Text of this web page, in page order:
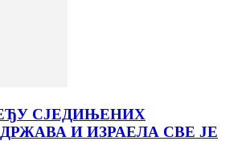
СЈЕДИЊЕНИХ
И ИЗРАЕЛА СВЕ ЈЕ